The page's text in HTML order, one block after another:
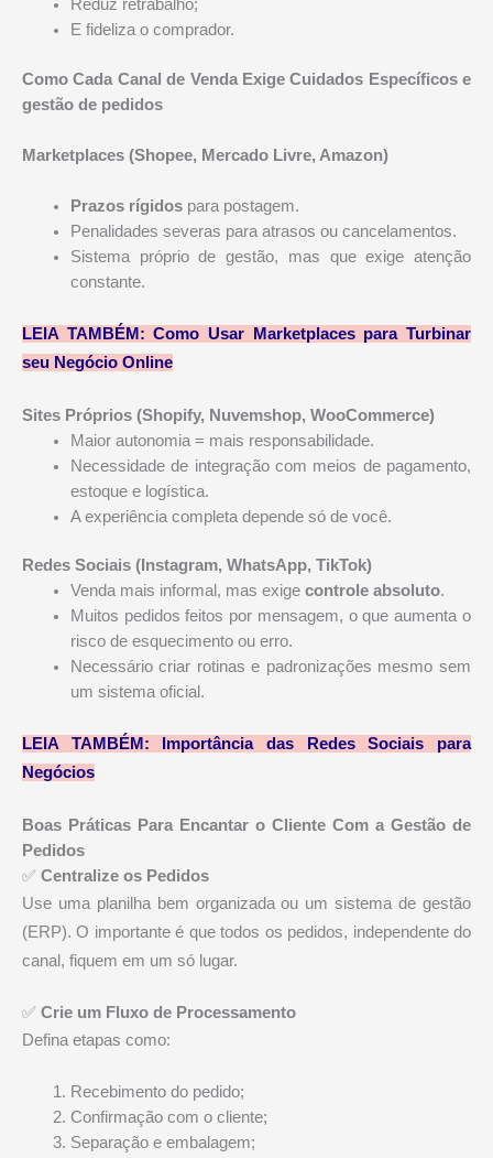
Reduz retrabalho;
E fideliza o comprador.
Como Cada Canal de Venda Exige Cuidados Específicos e
gestão de pedidos
Marketplaces (Shopee, Mercado Livre, Amazon)
Prazos rígidospara postagem.
Penalidades severas para atrasos ou cancelamentos.
Sistema próprio de gestão, mas que exige atenção
constante.
LEIA TAMBÉM:Como Usar Marketplaces para Turbinar
seu Negócio Online
Sites Próprios (Shopify, Nuvemshop, WooCommerce)
Maior autonomia = mais responsabilidade.
Necessidade de integração com meios de pagamento,
estoque e logística.
A experiência completa depende só de você.
Redes Sociais (Instagram, WhatsApp, TikTok)
Venda mais informal, mas exige controle absoluto.
Muitos pedidos feitos por mensagem, o que aumenta o
risco de esquecimento ou erro.
Necessário criar rotinas e padronizações mesmo sem
um sistema oficial.
LEIA TAMBÉM:
Importância das Redes Sociais para
Negócios
Boas Práticas Para Encantar o Cliente Com a Gestão de
Pedidos
✅ Centralize os Pedidos
Use uma planilha bem organizada ou um sistema de gestão
(ERP). O importante é que todos os pedidos, independente do
canal, fiquem em um só lugar.
✅ Crie um Fluxo de Processamento
Defina etapas como:
Recebimento do pedido;
Confirmação com o cliente;
Separação e embalagem;